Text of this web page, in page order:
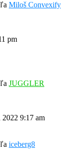
Miloš Convexify
pm
JUGGLER
2022 9:17 am
iceberg8